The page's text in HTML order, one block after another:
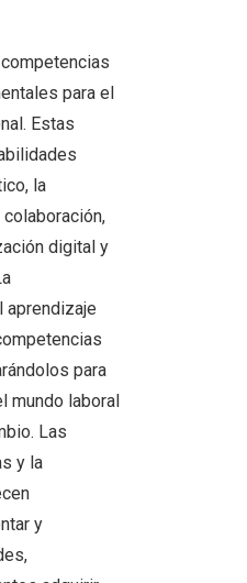
para el
Estas
la
digital y
aprendizaje
para
laboral
Las
y la
y